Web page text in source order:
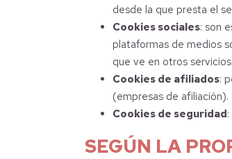
desde la que presta el
Cookies sociales: son
plataformas de medios
que ve en otros
Cookies de afiliados:
(empresas de afiliación).
Cookies de seguridad
SEGÚN LA